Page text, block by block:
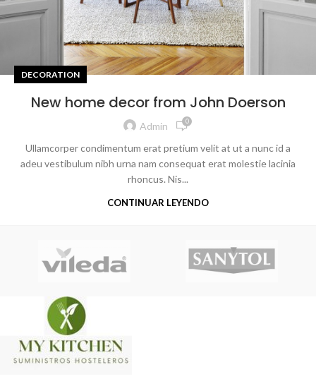
DECORATION
New home decor from John Doerson
Admin 0
Ullamcorper condimentum erat pretium velit at ut a nunc id a
adeu vestibulum nibh urna nam consequat erat molestie lacinia
rhoncus. Nis...
CONTINUAR LEYENDO